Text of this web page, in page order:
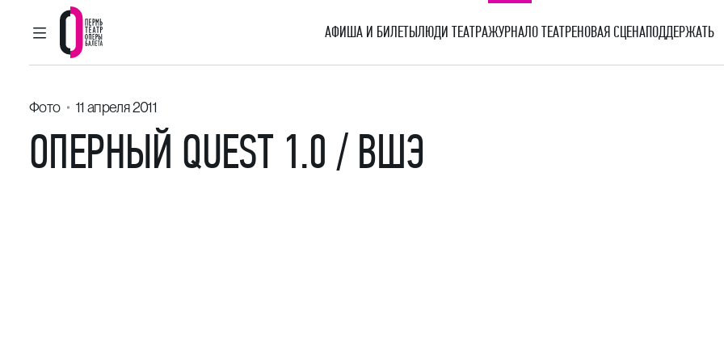
ГЛАВНОЕ МЕНЮ
Пермский театр оперы и балета
АФИША И БИЛЕТЫЛЮДИ ТЕАТРАЖУРНАЛО ТЕАТРЕНОВАЯ СЦЕНАПОДДЕРЖАТЬ
Фото 11 апреля 2011
ОПЕРНЫЙ QUEST 1.0 / ВШЭ